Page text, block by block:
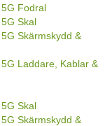
Fodral
Skal
Skärmskydd &
Laddare, Kablar &
Skal
Skärmskydd &